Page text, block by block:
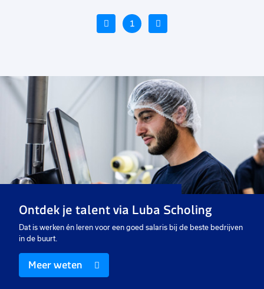
Vorige
1
Voeg
favorieten
Voeg
toe
aan
favorieten
Kraanmachinist
40 uur
€ 2773- € 3120 p.m.
Allround groenmedewerker
40 uur
€ 15,50 -€ 18,00
Ontdek je talent via Luba Scholing
Dat is werken én leren voor een goed salaris bij de beste bedrijven
in de buurt.
Meer weten